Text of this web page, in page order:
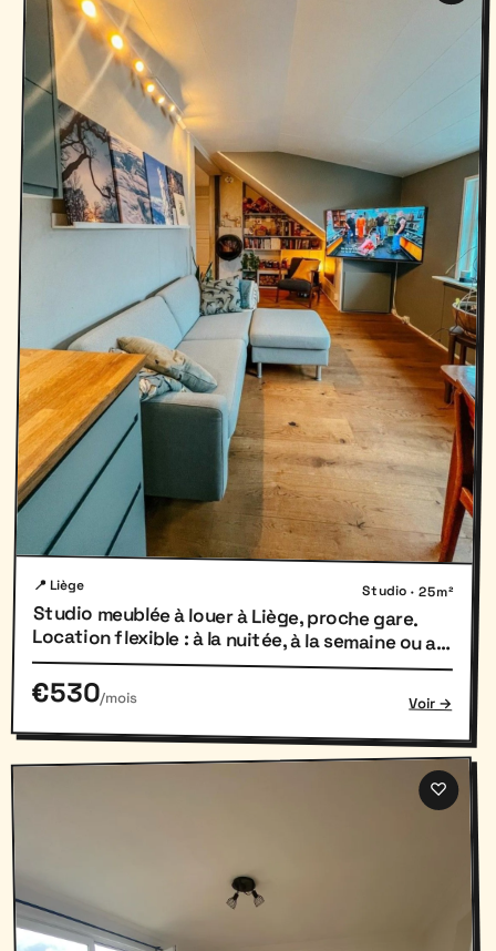
📍 Liège Studio · 25m²
Studio meublée à louer à Liège, proche gare.
Location flexible : à la nuitée, à la semaine ou au
mois.
€530/mois Voir →
♡